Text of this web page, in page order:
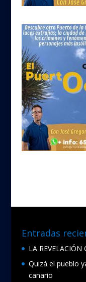
Entradas
LA
Quizá el pueblo
canario